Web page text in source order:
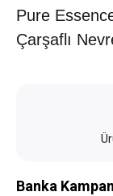
Pure
Çarşaflı
Banka